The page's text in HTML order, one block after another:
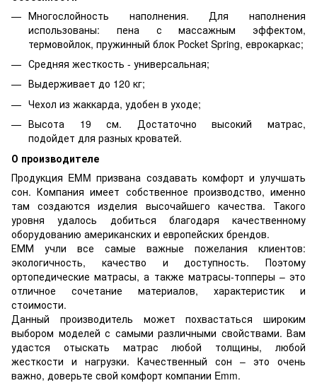
Многослойность наполнения. Для наполнения
использованы: пена с массажным эффектом,
термовойлок, пружинный блок Pocket Spring, еврокаркас;
Средняя жесткость - универсальная;
Выдерживает до 120 кг;
Чехол из жаккарда, удобен в уходе;
Высота 19 см. Достаточно высокий матрас,
подойдет для разных кроватей.
О производителе
Продукция EMM призвана создавать комфорт и улучшать
сон. Компания имеет собственное производство, именно
там создаются изделия высочайшего качества. Такого
уровня удалось добиться благодаря качественному
оборудованию американских и европейских брендов.
ЕММ учли все самые важные пожелания клиентов:
экологичность, качество и доступность. Поэтому
ортопедические матрасы, а также матрасы-топперы – это
отличное сочетание материалов, характеристик и
стоимости.
Данный производитель может похвастаться широким
выбором моделей с самыми различными свойствами. Вам
удастся отыскать матрас любой толщины, любой
жесткости и нагрузки. Качественный сон – это очень
важно, доверьте свой комфорт компании Emm.